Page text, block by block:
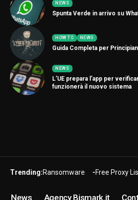
NEWS
Spunta Verde in arrivo su
HOW TO NEWS
Guida Completa per
NEWS
L’UE prepara l’app per
funzionerà il nuovo sistema
Trending:Ransomware Free Proxy
News Agency Bismark.it